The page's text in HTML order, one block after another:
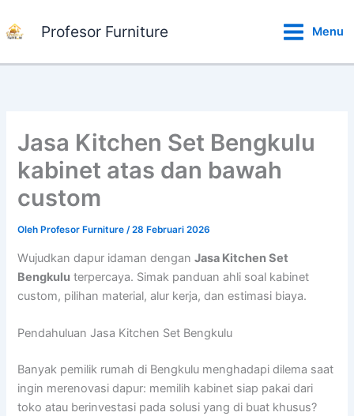
ke
Profesor Furniture Menu
Jasa Kitchen Set Bengkulu
kabinet atas dan bawah
custom
Oleh Profesor Furniture/28 Februari 2026
Wujudkan dapur idaman denganJasa Kitchen Set
Bengkulu terpercaya. Simak panduan ahli soal kabinet
custom, pilihan material, alur kerja, dan estimasi biaya.
Pendahuluan Jasa Kitchen Set Bengkulu
Banyak pemilik rumah di Bengkulu menghadapi dilema saat
ingin merenovasi dapur: memilih kabinet siap pakai dari
toko atau berinvestasi pada solusi yang di buat khusus?